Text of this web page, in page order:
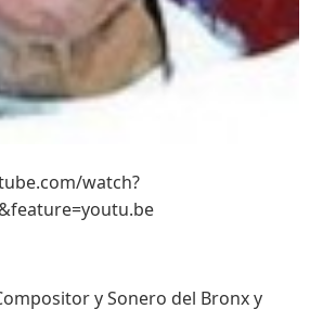
watch?
y Sonero del Bronx y